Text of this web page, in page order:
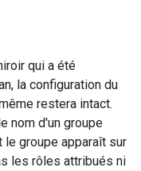
qui a été
la configuration du
restera intact.
nom d'un groupe
le groupe apparaît sur
les rôles attribués ni